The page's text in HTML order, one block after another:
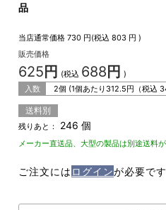
品
当店通常価格 730 円(税込803 円 )
販売価格
625 円 (税込 688 円 )
入数
2個 (1個あたり 312.5円（税込
送料別
残りあと： 246 個
メーカー直送品、大型の製品は別途送料が
ご注文には ログインが必要です